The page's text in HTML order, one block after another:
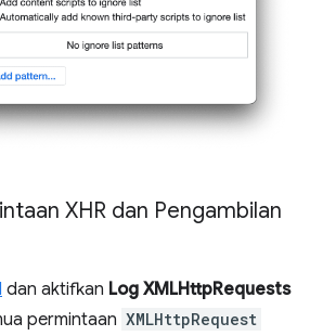
XHR dan Pengambilan
dan aktifkan Log XMLHttpRequests
permintaan XMLHttpRequest